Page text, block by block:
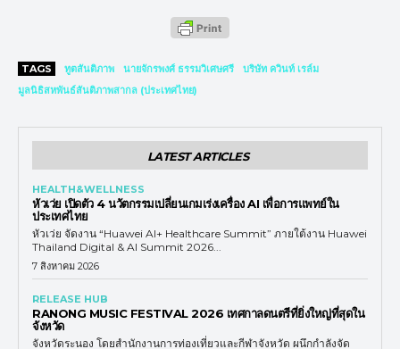
TAGS ทูตสันติภาพ นายจักรพงศ์ ธรรมวิเศษศรี
บริษัท ควินท์ เรล์ม
มูลนิธิสหพันธ์สันติภาพสากล (ประเทศไทย)
LATEST ARTICLES
HEALTH&WELLNESS
หัวเว่ย เปิดตัว 4 นวัตกรรมเปลี่ยนเกมเร่งเครื่อง AI เพื่อการแพทย์ใน
ประเทศไทย
หัวเว่ย จัดงาน “Huawei AI+ Healthcare Summit” ภายใต้งาน Huawei
Thailand Digital & AI Summit 2026...
7 สิงหาคม 2026
RELEASE HUB
RANONG MUSIC FESTIVAL 2026 เทศกาลดนตรีที่ยิ่งใหญ่ที่สุดใน
จังหวัด
จังหวัดระนอง โดยสำนักงานการท่องเที่ยวและกีฬาจังหวัด ผนึกกำลังจัด